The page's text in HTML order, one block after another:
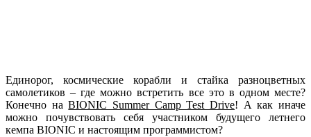
Единорог, космические корабли и стайка разноцветных
самолетиков – где можно встретить все это в одном месте?
Конечно наBIONIC Summer Camp Test Drive! А как иначе
можно почувствовать себя участником будущего летнего
кемпа BIONIC и настоящим программистом?